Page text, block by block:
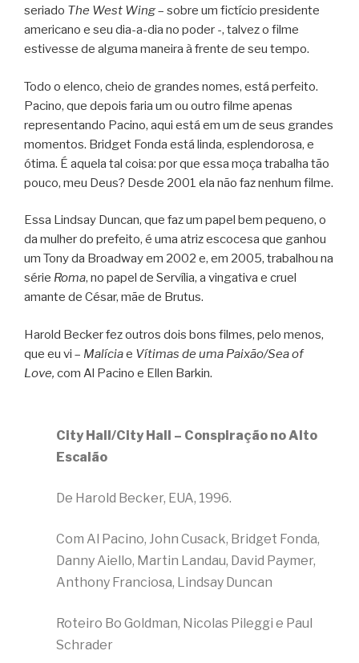
seriado The West Wing– sobre um fictício presidente
americano e seu dia-a-dia no poder -, talvez o filme
estivesse de alguma maneira à frente de seu tempo.
Todo o elenco, cheio de grandes nomes, está perfeito.
Pacino, que depois faria um ou outro filme apenas
representando Pacino, aqui está em um de seus grandes
momentos. Bridget Fonda está linda, esplendorosa, e
ótima. É aquela tal coisa: por que essa moça trabalha tão
pouco, meu Deus? Desde 2001 ela não faz nenhum filme.
Essa Lindsay Duncan, que faz um papel bem pequeno, o
da mulher do prefeito, é uma atriz escocesa que ganhou
um Tony da Broadway em 2002 e, em 2005, trabalhou na
série Roma, no papel de Servília, a vingativa e cruel
amante de César, mãe de Brutus.
Harold Becker fez outros dois bons filmes, pelo menos,
que eu vi – Malíciae Vítimas de uma Paixão/Sea of
Love, com Al Pacino e Ellen Barkin.
City Hall/City Hall – Conspiração no Alto
Escalão
De Harold Becker, EUA, 1996.
Com Al Pacino, John Cusack, Bridget Fonda,
Danny Aiello, Martin Landau, David Paymer,
Anthony Franciosa, Lindsay Duncan
Roteiro Bo Goldman, Nicolas Pileggi e Paul
Schrader